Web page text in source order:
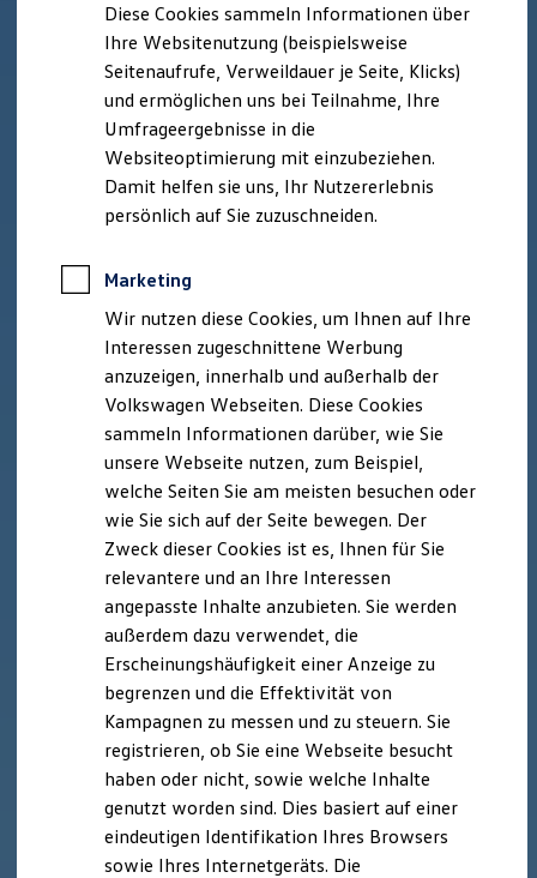
Behörden
Direktkunden
Sonderfahrzeuge
Anpfiff zum Gewinn
Elektromobilität
Elektroautos
ID. Tutorials
Elektrofahrzeugkonzepte
ID. EVERY1
Reichweite
Rekuperation
Laden unterwegs
Laden Zuhause
Ladestationen finden
Ladezeitensimulator
Batterie
Sicherheit
Nachhaltigkeit
Technologie
Kosten und Kauf
Kaufoptionen
E-Auto-Förderung
Software und Konnektivität
Die ID. Software 6
ID. Software Versionen und Updates
Digitale Extras
Schnittstellen zu Ihrem ID.
Hybridautos
Marke und Erlebnis
Volkswagen R und R Experience
R-Modelle
R Experience
Driving Experience
Volkswagen entdecken
Werkbesichtigung
Diese Cookies sammeln Informationen über
Ihre Websitenutzung (beispielsweise
Seitenaufrufe, Verweildauer je Seite, Klicks)
und ermöglichen uns bei Teilnahme, Ihre
Umfrageergebnisse in die
Websiteoptimierung mit einzubeziehen.
Damit helfen sie uns, Ihr Nutzererlebnis
persönlich auf Sie zuzuschneiden.
Marketing
Wir nutzen diese Cookies, um Ihnen auf Ihre
Interessen zugeschnittene Werbung
anzuzeigen, innerhalb und außerhalb der
Volkswagen Webseiten. Diese Cookies
sammeln Informationen darüber, wie Sie
unsere Webseite nutzen, zum Beispiel,
welche Seiten Sie am meisten besuchen oder
wie Sie sich auf der Seite bewegen. Der
Zweck dieser Cookies ist es, Ihnen für Sie
relevantere und an Ihre Interessen
angepasste Inhalte anzubieten. Sie werden
außerdem dazu verwendet, die
Erscheinungshäufigkeit einer Anzeige zu
begrenzen und die Effektivität von
Kampagnen zu messen und zu steuern. Sie
registrieren, ob Sie eine Webseite besucht
haben oder nicht, sowie welche Inhalte
genutzt worden sind. Dies basiert auf einer
eindeutigen Identifikation Ihres Browsers
sowie Ihres Internetgeräts. Die